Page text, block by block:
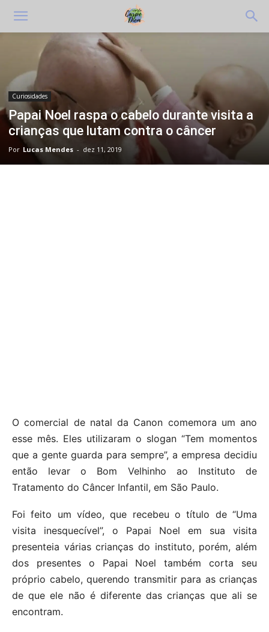
Curiosidades
Papai Noel raspa o cabelo durante visita a
crianças que lutam contra o câncer
Por Lucas Mendes - dez 11, 2019
O comercial de natal da Canon comemora um ano
esse mês. Eles utilizaram o slogan “Tem momentos
que a gente guarda para sempre”, a empresa decidiu
então levar o Bom Velhinho ao Instituto de
Tratamento do Câncer Infantil, em São Paulo.
Foi feito um vídeo, que recebeu o título de “Uma
visita inesquecível”, o Papai Noel em sua visita
presenteia várias crianças do instituto, porém, além
dos presentes o Papai Noel também corta seu
próprio cabelo, querendo transmitir para as crianças
de que ele não é diferente das crianças que ali se
encontram.